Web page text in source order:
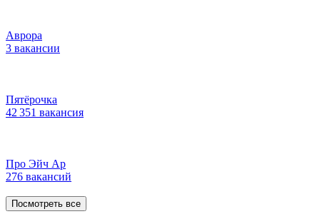
Аврора
3 вакансии
Пятёрочка
42 351 вакансия
Про Эйч Ар
276 вакансий
Посмотреть все